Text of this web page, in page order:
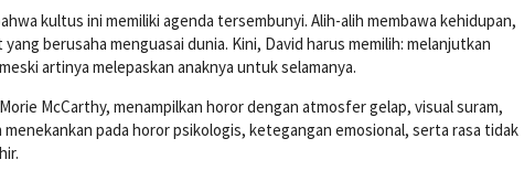
kultus ini memiliki agenda tersembunyi. Alih-alih membawa kehidupan,
berusaha menguasai dunia. Kini, David harus memilih: melanjutkan
artinya melepaskan anaknya untuk selamanya.
McCarthy, menampilkan horor dengan atmosfer gelap, visual suram,
pada horor psikologis, ketegangan emosional, serta rasa tidak